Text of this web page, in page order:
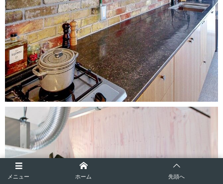
メニュー ホーム 先頭へ